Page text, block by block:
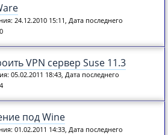
24.12.2010 15:11, Дата последнего
VPN сервер Suse 11.3
05.02.2011 18:43, Дата последнего
под Wine
01.02.2011 14:33, Дата последнего